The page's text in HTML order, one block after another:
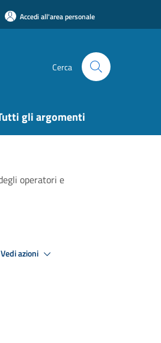
Accedi all'area personale
Cerca
gli argomenti
operatori e
Vedi azioni